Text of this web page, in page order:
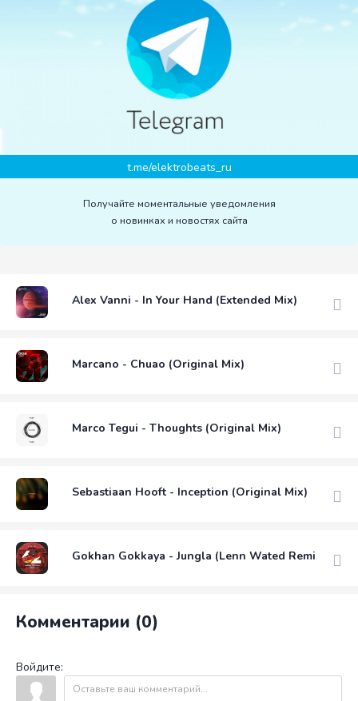
t.me/elektrobeats_ru
Получайте моментальные уведомления
о новинках и новостях сайта
Alex Vanni - In Your Hand (Extended Mix)
Marcano - Chuao (Original Mix)
Marco Tegui - Thoughts (Original Mix)
Sebastiaan Hooft - Inception (Original Mix)
Gokhan Gokkaya - Jungla (Lenn Wated Remix)
Комментарии (0)
Войдите: